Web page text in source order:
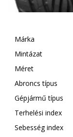
Márka
Mintázat
Méret
Abroncs típus
Gépjármű típus
Terhelési index
Sebesség index